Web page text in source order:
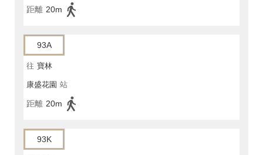
距離 20m
93A
往 寶林
康盛花園 站
距離 20m
93K